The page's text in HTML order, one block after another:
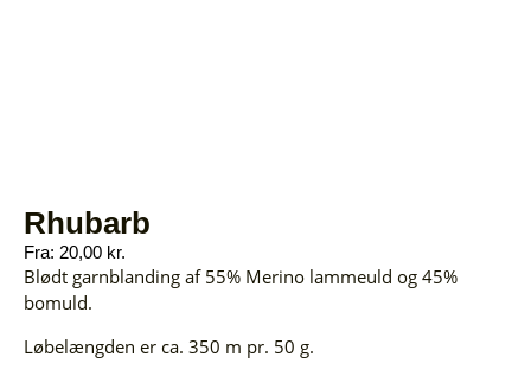
Rhubarb
Fra: 20,00 kr.
Blødt garnblanding af 55% Merino lammeuld og 45%
bomuld.
Løbelængden er ca. 350 m pr. 50 g.